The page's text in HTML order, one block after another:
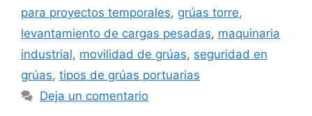
para proyectos temporales, grúas torre,
levantamiento de cargas pesadas, maquinaria
industrial, movilidad de grúas, seguridad en
grúas, tipos de grúas portuarias
Deja un comentario